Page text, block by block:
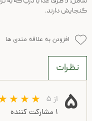
گنجایش دارند.
افزودن به علاقه مندی ها
نظرات
۵ از ۵
۱ مشارکت کننده